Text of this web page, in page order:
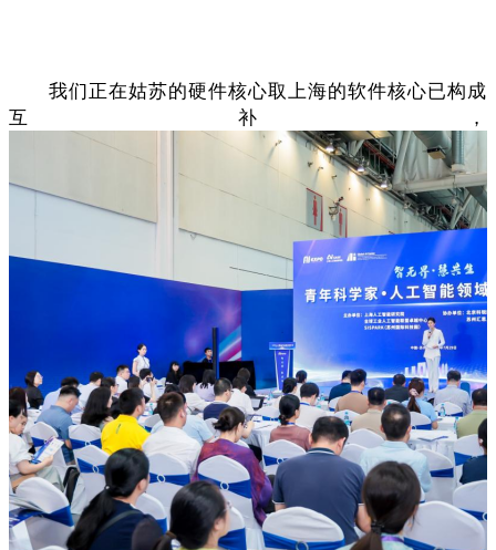
我们正在姑苏的硬件核心取上海的软件核心已构成
互补，